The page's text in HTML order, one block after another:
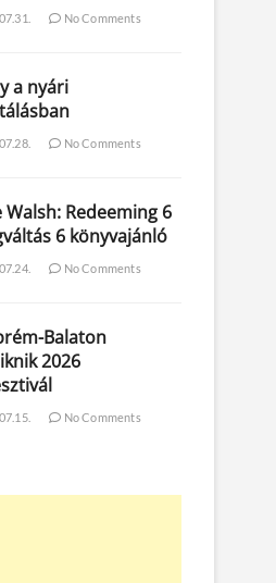
No Comments
a nyári
No Comments
Walsh: Redeeming 6
6 könyvajánló
No Comments
Balaton
2026
No Comments